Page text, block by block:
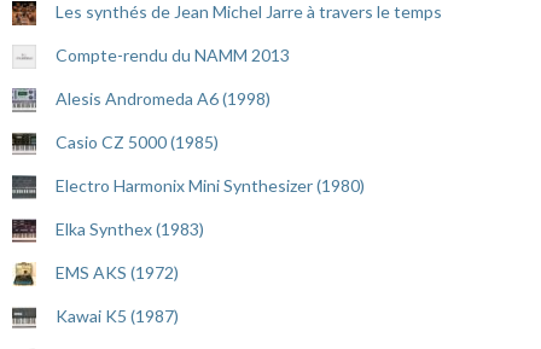
Les synthés de Jean Michel Jarre à travers le temps
Compte-rendu du NAMM 2013
Alesis Andromeda A6 (1998)
Casio CZ 5000 (1985)
Electro Harmonix Mini Synthesizer (1980)
Elka Synthex (1983)
EMS AKS (1972)
Kawai K5 (1987)